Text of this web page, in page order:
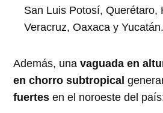
San Luis Potosí, Querétaro,
Veracruz, Oaxaca y Yucatán.
Además, unavaguada en
en chorro subtropical
fuertes en el noroeste del